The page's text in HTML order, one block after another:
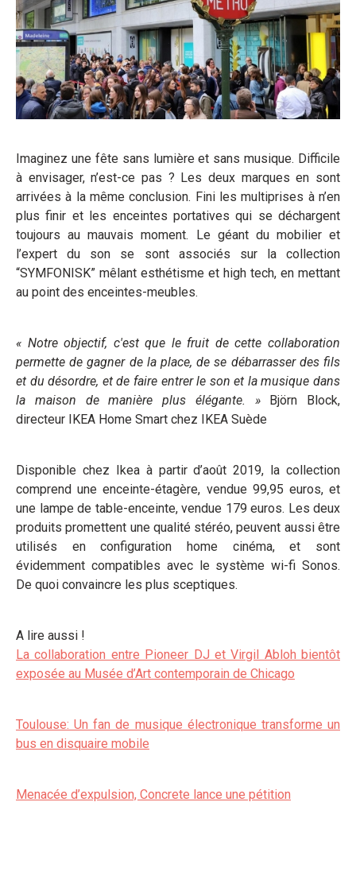
Imaginez une fête sans lumière et sans musique. Difficile
à envisager, n’est-ce pas ? Les deux marques en sont
arrivées à la même conclusion. Fini les multiprises à n’en
plus finir et les enceintes portatives qui se déchargent
toujours au mauvais moment. Le géant du mobilier et
l’expert du son se sont associés sur la collection
“SYMFONISK” mêlant esthétisme et high tech, en mettant
au point des enceintes-meubles.
« Notre objectif, c'est que le fruit de cette collaboration
permette de gagner de la place, de se débarrasser des fils
et du désordre, et de faire entrer le son et la musique dans
la maison de manière plus élégante. »Björn Block,
directeur IKEA Home Smart chez IKEA Suède
Disponible chez Ikea à partir d’août 2019, la collection
comprend une enceinte-étagère, vendue 99,95 euros, et
une lampe de table-enceinte, vendue 179 euros. Les deux
produits promettent une qualité stéréo, peuvent aussi être
utilisés en configuration home cinéma, et sont
évidemment compatibles avec le système wi-fi Sonos.
De quoi convaincre les plus sceptiques.
A lire aussi !
La collaboration entre Pioneer DJ et Virgil Abloh bientôt
exposée au Musée d’Art contemporain de Chicago
Toulouse: Un fan de musique électronique transforme un
bus en disquaire mobile
Menacée d’expulsion, Concrete lance une pétition